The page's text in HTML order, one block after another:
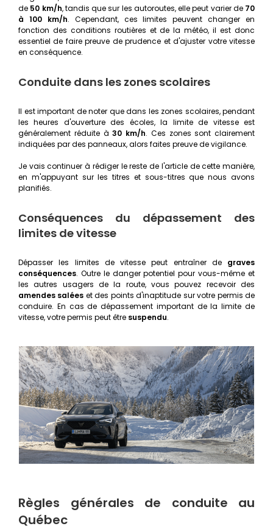
de 50 km/h, tandis que sur les autoroutes, elle peut varier de 70
à 100 km/h. Cependant, ces limites peuvent changer en
fonction des conditions routières et de la météo, il est donc
essentiel de faire preuve de prudence et d'ajuster votre vitesse
en conséquence.
Conduite dans les zones scolaires
Il est important de noter que dans les zones scolaires, pendant
les heures d'ouverture des écoles, la limite de vitesse est
généralement réduite à30 km/h. Ces zones sont clairement
indiquées par des panneaux, alors faites preuve de vigilance.
Je vais continuer à rédiger le reste de l'article de cette manière,
en m'appuyant sur les titres et sous-titres que nous avons
planifiés.
Conséquences du dépassement des
limites de vitesse
Dépasser les limites de vitesse peut entraîner de graves
conséquences. Outre le danger potentiel pour vous-même et
les autres usagers de la route, vous pouvez recevoir des
amendes salées et des points d'inaptitude sur votre permis de
conduire. En cas de dépassement important de la limite de
vitesse, votre permis peut être suspendu.
Règles générales de conduite au
Québec